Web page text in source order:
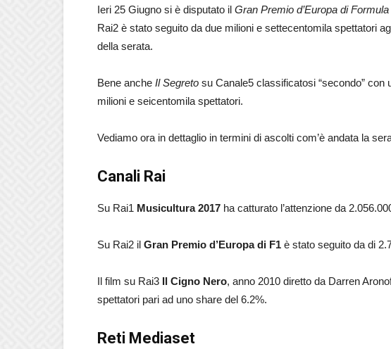
Ieri 25 Giugno si è disputato il Gran Premio d’Europa di Formula
Rai2 è stato seguito da due milioni e settecentomila spettatori
della serata.
Bene anche Il Segreto su Canale5 classificatosi “secondo” con
milioni e seicentomila spettatori.
Vediamo ora in dettaglio in termini di ascolti com’è andata la
Canali Rai
Su Rai1 Musicultura 2017 ha catturato l’attenzione da
Su Rai2 il Gran Premio d’Europa di F1 è stato seguito da di
Il film su Rai3 Il Cigno Nero, anno 2010 diretto da Darren
spettatori pari ad uno share del 6.2%.
Reti Mediaset